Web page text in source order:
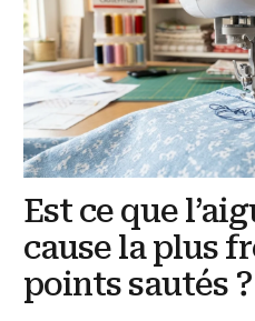
Est ce que
cause la plus
points sautés ?